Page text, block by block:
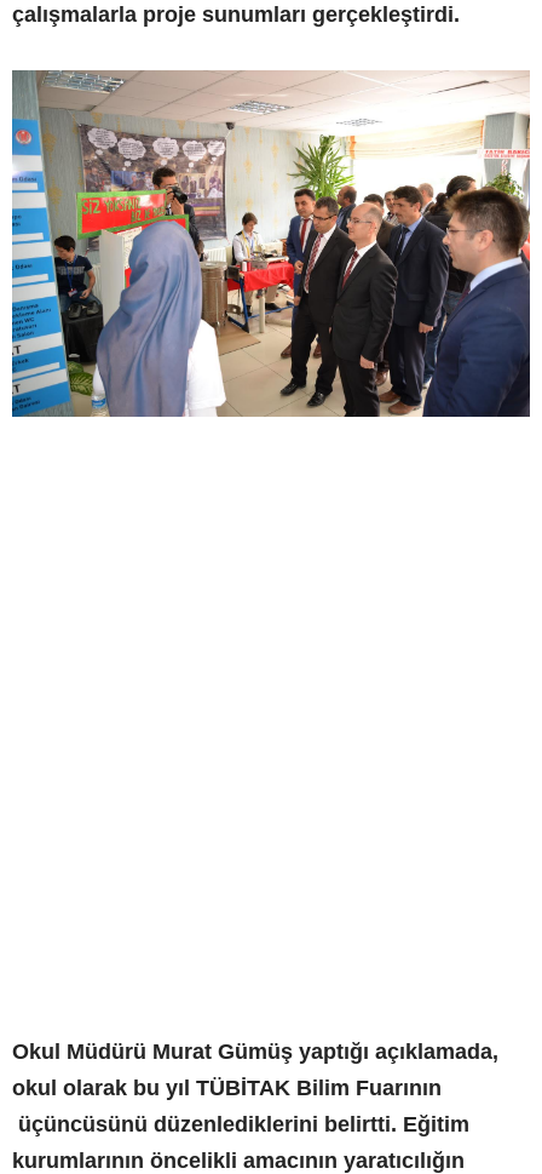
çalışmalarla proje sunumları gerçekleştirdi.
Okul Müdürü Murat Gümüş yaptığı açıklamada,
okul olarak bu yıl TÜBİTAK Bilim Fuarının
üçüncüsünü düzenlediklerini belirtti. Eğitim
kurumlarının öncelikli amacının yaratıcılığın